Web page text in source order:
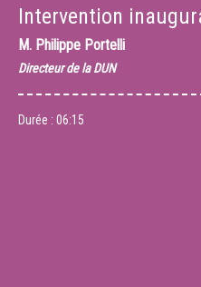
Intervention
M. Philippe Portelli
Directeur de la DUN
Durée : 06:15